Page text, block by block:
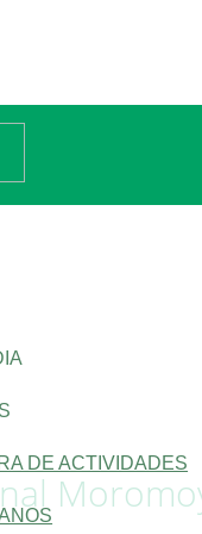
DE ACTIVIDADES
Parques